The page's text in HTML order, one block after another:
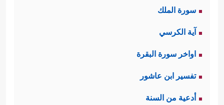
سورة الملك
آية الكرسي
اواخر سورة البقرة
تفسير ابن عاشور
أدعية من السنة